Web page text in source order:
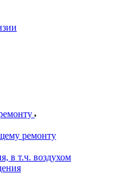
ремонту
в т.ч. воздухом